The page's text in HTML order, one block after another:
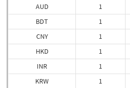
AUD
BDT
CNY
HKD
INR
KRW
1
1
1
1
1
1